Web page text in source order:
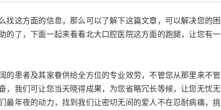
找这方面的信息，那么可以了解下这篇文章，可以解决您的困
的了，下面一起来看看北大口腔医院这方面的跑腿，让您有一
的患者及其家眷供给全方位的专业效劳，不管您从那里来不管
，我们可让您当天晓得成果，为您省略冗长等候，让您无忧无
最年夜的动力，找到我们让密切无间的爱人不在忍耐病痛，挑